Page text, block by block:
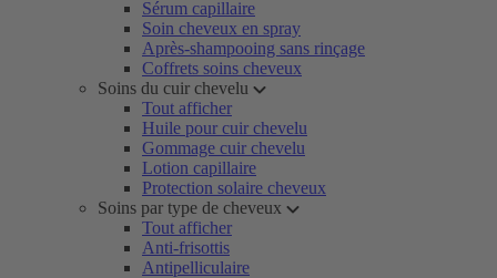
Sérum capillaire
Soin cheveux en spray
Après-shampooing sans rinçage
Coffrets soins cheveux
Soins du cuir chevelu
Tout afficher
Huile pour cuir chevelu
Gommage cuir chevelu
Lotion capillaire
Protection solaire cheveux
Soins par type de cheveux
Tout afficher
Anti-frisottis
Antipelliculaire